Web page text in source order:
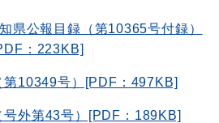
県公報目録（第10365号付録）
：223KB]
第10349号）[PDF：497KB]
号外第43号）[PDF：189KB]